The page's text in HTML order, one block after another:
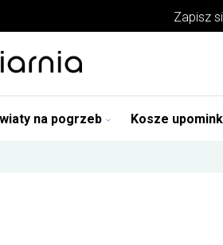
Zapisz
na pogrzeb Kosze